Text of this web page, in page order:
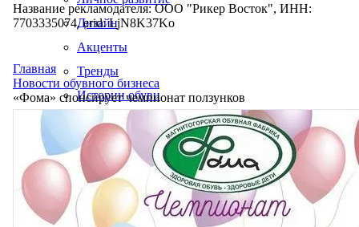
Дизайн
Акценты
Тренды
Истории обуви
Производство
Название рекламодателя: ООО "Рикер Восток", ИНН:
7703335074, erid: LjN8K37Ko
Главная
Новости обувного бизнеса
«Фома» спонсирует чемпионат ползунков